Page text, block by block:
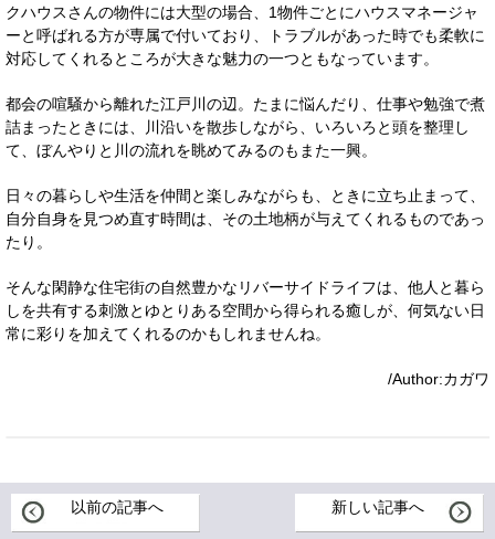
クハウスさんの物件には大型の場合、1物件ごとにハウスマネージャ
ーと呼ばれる方が専属で付いており、トラブルがあった時でも柔軟に
対応してくれるところが大きな魅力の一つともなっています。
都会の喧騒から離れた江戸川の辺。たまに悩んだり、仕事や勉強で煮
詰まったときには、川沿いを散歩しながら、いろいろと頭を整理し
て、ぼんやりと川の流れを眺めてみるのもまた一興。
日々の暮らしや生活を仲間と楽しみながらも、ときに立ち止まって、
自分自身を見つめ直す時間は、その土地柄が与えてくれるものであっ
たり。
そんな閑静な住宅街の自然豊かなリバーサイドライフは、他人と暮ら
しを共有する刺激とゆとりある空間から得られる癒しが、何気ない日
常に彩りを加えてくれるのかもしれませんね。
/Author:カガワ
以前の記事へ 新しい記事へ